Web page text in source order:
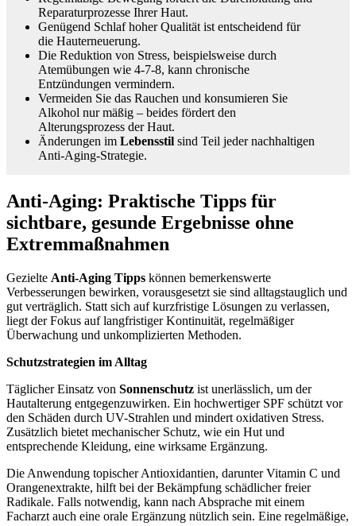
Reparaturprozesse Ihrer Haut.
Genügend Schlaf hoher Qualität ist entscheidend für
die Hauterneuerung.
Die Reduktion von Stress, beispielsweise durch
Atemübungen wie 4‑7‑8, kann chronische
Entzündungen vermindern.
Vermeiden Sie das Rauchen und konsumieren Sie
Alkohol nur mäßig – beides fördert den
Alterungsprozess der Haut.
Änderungen im Lebensstil sind Teil jeder nachhaltigen
Anti-Aging-Strategie.
Anti-Aging: Praktische Tipps für
sichtbare, gesunde Ergebnisse ohne
Extremmaßnahmen
Gezielte Anti-Aging Tipps können bemerkenswerte
Verbesserungen bewirken, vorausgesetzt sie sind alltagstauglich und
gut verträglich. Statt sich auf kurzfristige Lösungen zu verlassen,
liegt der Fokus auf langfristiger Kontinuität, regelmäßiger
Überwachung und unkomplizierten Methoden.
Schutzstrategien im Alltag
Täglicher Einsatz von Sonnenschutz ist unerlässlich, um der
Hautalterung entgegenzuwirken. Ein hochwertiger SPF schützt vor
den Schäden durch UV-Strahlen und mindert oxidativen Stress.
Zusätzlich bietet mechanischer Schutz, wie ein Hut und
entsprechende Kleidung, eine wirksame Ergänzung.
Die Anwendung topischer Antioxidantien, darunter Vitamin C und
Orangenextrakte, hilft bei der Bekämpfung schädlicher freier
Radikale. Falls notwendig, kann nach Absprache mit einem
Facharzt auch eine orale Ergänzung nützlich sein. Eine regelmäßige,